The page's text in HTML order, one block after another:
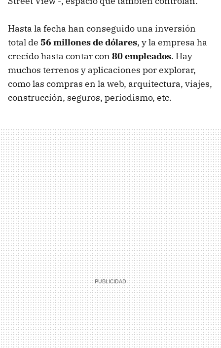
Hasta la fecha han conseguido una inversión
total de 56 millones de dólares, y la empresa ha
crecido hasta contar con 80 empleados. Hay
muchos terrenos y aplicaciones por explorar,
como las compras en la web, arquitectura, viajes,
construcción, seguros, periodismo, etc.